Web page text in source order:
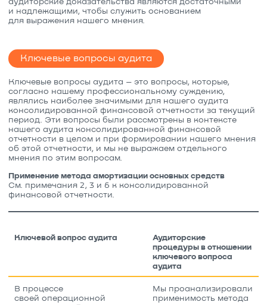
аудиторские доказательства являются достаточными
и надлежащими, чтобы служить основанием
для выражения нашего мнения.
Ключевые вопросы аудита
Ключевые вопросы аудита – это вопросы, которые,
согласно нашему профессиональному суждению,
являлись наиболее значимыми для нашего аудита
консолидированной финансовой отчетности за текущий
период. Эти вопросы были рассмотрены в контексте
нашего аудита консолидированной финансовой
отчетности в целом и при формировании нашего мнения
об этой отчетности, и мы не выражаем отдельного
мнения по этим вопросам.
Применение метода амортизации основных средств
См. примечания 2, 3 и 6 к консолидированной
финансовой отчетности.
Ключевой вопрос аудита
Аудиторские
процедуры в отношении
ключевого вопроса
аудита
В процессе
своей операционной
Мы проанализировали
применимость метода